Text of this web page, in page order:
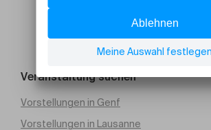
Veranstaltung suchen
Vorstellungen in Genf
Vorstellungen in Lausanne